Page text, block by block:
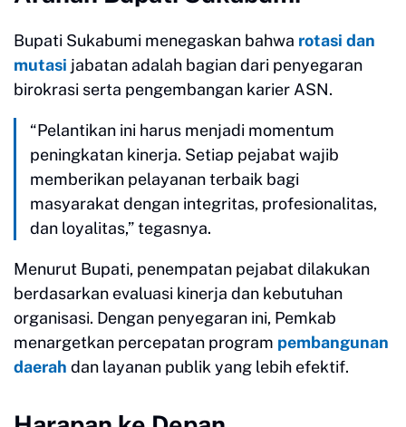
Bupati Sukabumi menegaskan bahwa rotasi dan
mutasi jabatan adalah bagian dari penyegaran
birokrasi serta pengembangan karier ASN.
“Pelantikan ini harus menjadi momentum
peningkatan kinerja. Setiap pejabat wajib
memberikan pelayanan terbaik bagi
masyarakat dengan integritas, profesionalitas,
dan loyalitas,” tegasnya.
Menurut Bupati, penempatan pejabat dilakukan
berdasarkan evaluasi kinerja dan kebutuhan
organisasi. Dengan penyegaran ini, Pemkab
menargetkan percepatan program pembangunan
daerah dan layanan publik yang lebih efektif.